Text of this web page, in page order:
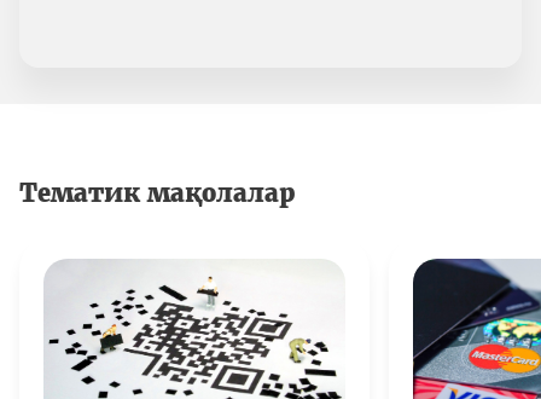
Тематик мақолалар